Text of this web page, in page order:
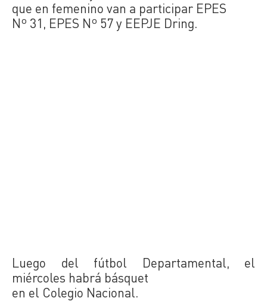
que en femenino van a participar EPES
Nº 31, EPES Nº 57 y EEPJE Dring.
Luego del fútbol Departamental, el
miércoles habrá básquet
en el Colegio Nacional.